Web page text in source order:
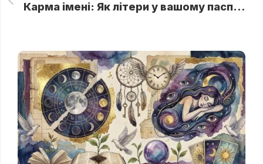
Карма імені: Як літери у вашому паспорті непомітно керують вашим життям і фінансами